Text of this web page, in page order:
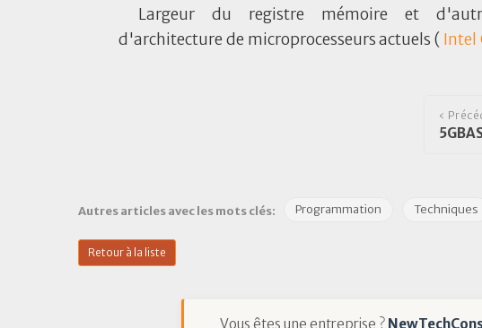
Largeur du registre mémoire et
d'architecture de microprocesseurs actuels ( Intel
‹
Autres articles avec les mots clés: Programmation Techniques
Retour à la liste
Vous êtes une entreprise ?